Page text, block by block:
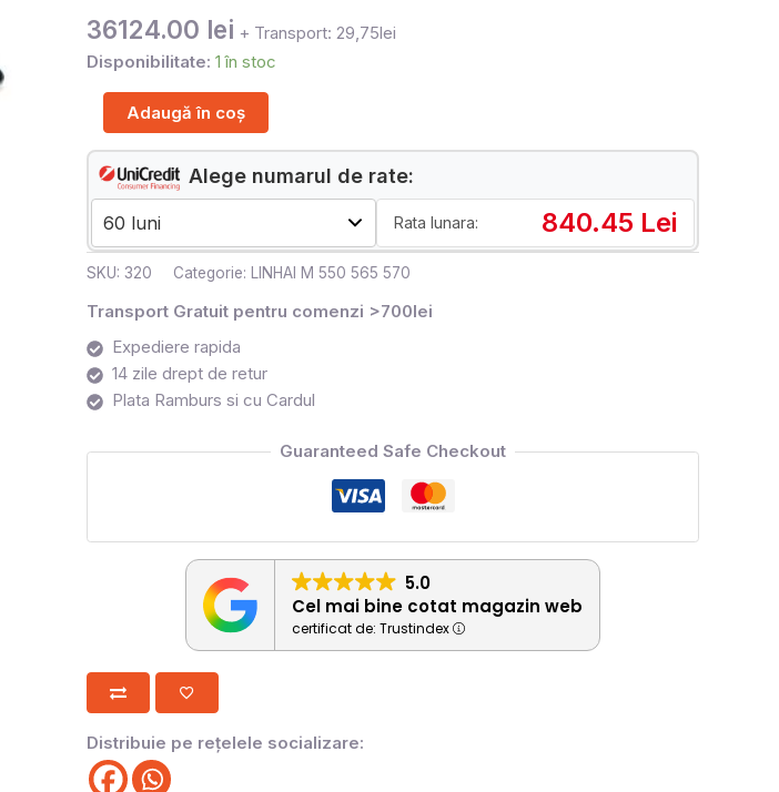
36124.00 lei + Transport: 29,75lei
Disponibilitate: 1 în stoc
Adaugă în coș
Alege numarul de rate:
Rata lunara: 840.45 Lei
SKU: 320 Categorie: LINHAI M 550 565 570
Transport Gratuit pentru comenzi >700lei
Expediere rapida
14 zile drept de retur
Plata Ramburs si cu Cardul
Guaranteed Safe Checkout
5.0
Cel mai bine cotat magazin web
certificat de: Trustindex
Distribuie pe rețelele socializare: